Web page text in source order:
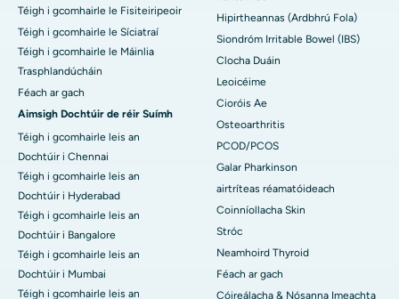
Téigh i gcomhairle le Fisiteiripeoir
Téigh i gcomhairle le Síciatraí
Téigh i gcomhairle le Máinlia
Trasphlandúcháin
Féach ar gach
Aimsigh Dochtúir de réir Suímh
Téigh i gcomhairle leis an
Dochtúir i Chennai
Téigh i gcomhairle leis an
Dochtúir i Hyderabad
Téigh i gcomhairle leis an
Dochtúir i Bangalore
Téigh i gcomhairle leis an
Dochtúir i Mumbai
Téigh i gcomhairle leis an
Hipirtheannas (Ardbhrú Fola)
Siondróm Irritable Bowel (IBS)
Clocha Duáin
Leoicéime
Cioróis Ae
Osteoarthritis
PCOD/PCOS
Galar Pharkinson
airtríteas réamatóideach
Coinníollacha Skin
Stróc
Neamhoird Thyroid
Féach ar gach
Cóireálacha & Nósanna Imeachta